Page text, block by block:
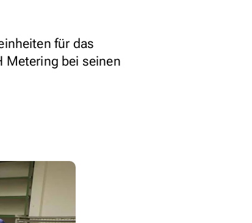
für das
Metering bei seinen